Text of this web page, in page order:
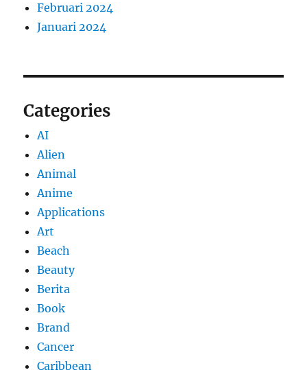
Februari 2024
Januari 2024
Categories
AI
Alien
Animal
Anime
Applications
Art
Beach
Beauty
Berita
Book
Brand
Cancer
Caribbean